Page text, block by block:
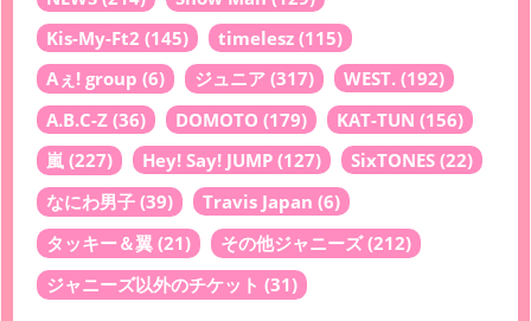
Kis-My-Ft2 (145) timelesz (115)
Aぇ! group (6) ジュニア (317) WEST. (192)
A.B.C-Z (36) DOMOTO (179) KAT-TUN (156)
嵐 (227) Hey! Say! JUMP (127) SixTONES (22)
なにわ男子 (39) Travis Japan (6)
タッキー＆翼 (21) その他ジャニーズ(212)
ジャニーズ以外のチケット (31)